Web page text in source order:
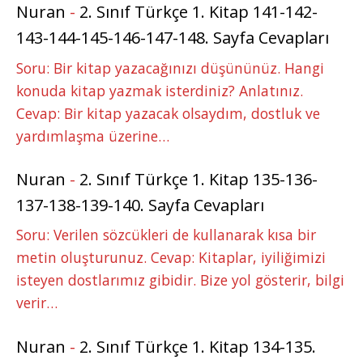
Nuran - 2. Sınıf Türkçe 1. Kitap 141-142-
143-144-145-146-147-148. Sayfa Cevapları
Soru: Bir kitap yazacağınızı düşününüz. Hangi
konuda kitap yazmak isterdiniz? Anlatınız.
Cevap: Bir kitap yazacak olsaydım, dostluk ve
yardımlaşma üzerine…
Nuran - 2. Sınıf Türkçe 1. Kitap 135-136-
137-138-139-140. Sayfa Cevapları
Soru: Verilen sözcükleri de kullanarak kısa bir
metin oluşturunuz. Cevap: Kitaplar, iyiliğimizi
isteyen dostlarımız gibidir. Bize yol gösterir, bilgi
verir…
Nuran - 2. Sınıf Türkçe 1. Kitap 134-135.